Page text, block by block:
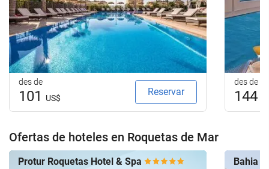
des de
101 US$
Reservar
des de
144
Ofertas de hoteles en Roquetas de Mar
Protur Roquetas Hotel & Spa Bahia